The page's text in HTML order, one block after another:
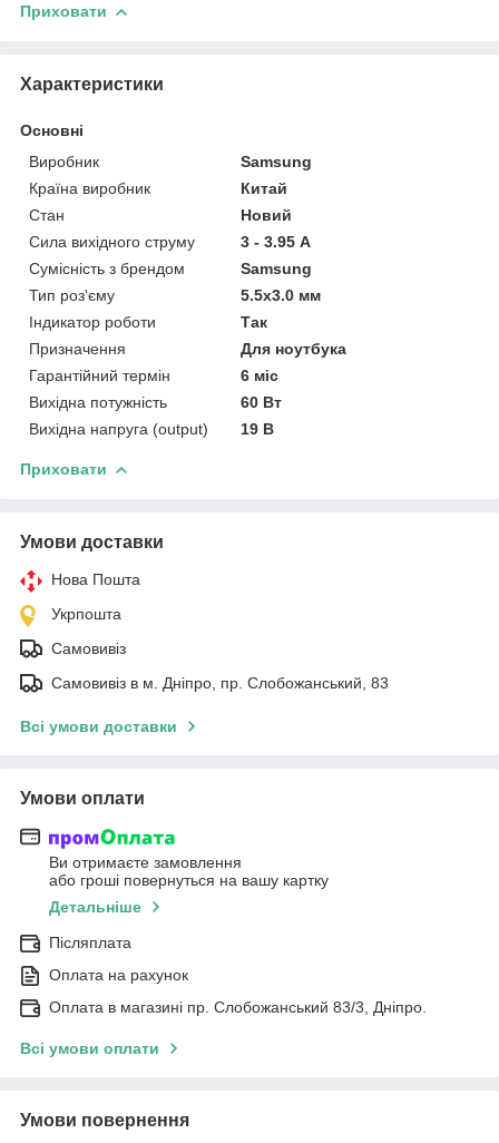
Приховати
Характеристики
Основні
Виробник
Samsung
Країна виробник
Китай
Стан
Новий
Сила вихідного струму
3 - 3.95 А
Сумісність з брендом
Samsung
Тип роз'єму
5.5x3.0 мм
Індикатор роботи
Так
Призначення
Для ноутбука
Гарантійний термін
6 міс
Вихідна потужність
60 Вт
Вихідна напруга (output)
19 В
Приховати
Умови доставки
Нова Пошта
Укрпошта
Самовивіз
Самовивіз в м. Дніпро, пр. Слобожанський, 83
Всі умови доставки
Умови оплати
Ви отримаєте замовлення
або гроші повернуться на вашу картку
Детальніше
Післяплата
Оплата на рахунок
Оплата в магазині пр. Слобожанський 83/3, Дніпро.
Всі умови оплати
Умови повернення